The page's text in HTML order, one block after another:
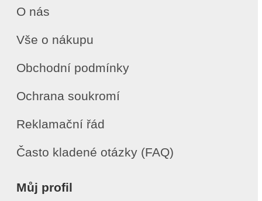
O nás
Vše o nákupu
Obchodní podmínky
Ochrana soukromí
Reklamační řád
Často kladené otázky (FAQ)
Můj profil